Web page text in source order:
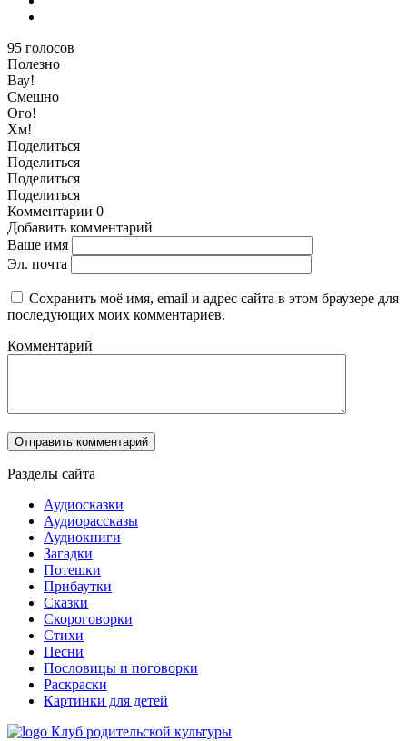
95 голосов
Полезно
Вау!
Смешно
Ого!
Хм!
Поделиться
Поделиться
Поделиться
Поделиться
Комментарии 0
Добавить комментарий
Ваше имя
Эл. почта
Сохранить моё имя, email и адрес сайта в этом браузере для
последующих моих комментариев.
Комментарий
Разделы сайта
Аудиосказки
Аудиорассказы
Аудиокниги
Загадки
Потешки
Прибаутки
Сказки
Скороговорки
Стихи
Песни
Пословицы и поговорки
Раскраски
Картинки для детей
Клуб родительской культуры